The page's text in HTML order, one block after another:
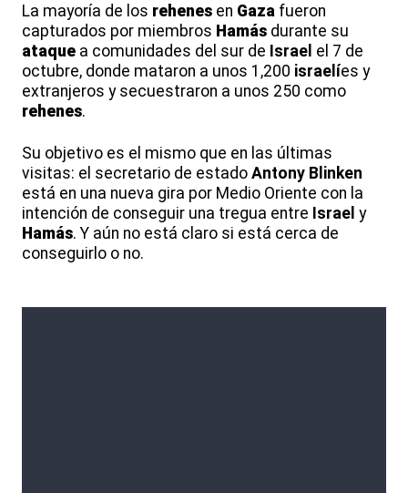
La mayoría de los rehenes en Gaza fueron
capturados por miembros Hamás durante su
ataque a comunidades del sur de Israel el 7 de
octubre, donde mataron a unos 1,200 israelíes y
extranjeros y secuestraron a unos 250 como
rehenes.
Su objetivo es el mismo que en las últimas
visitas: el secretario de estado Antony Blinken
está en una nueva gira por Medio Oriente con la
intención de conseguir una tregua entre Israel y
Hamás. Y aún no está claro si está cerca de
conseguirlo o no.